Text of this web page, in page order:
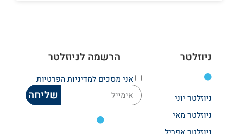
ניוזלטר
ניוזלטר יוני
ניוזלטר מאי
הרשמה לניוזלטר
אני מסכים למדיניות הפרטיות
שליחה